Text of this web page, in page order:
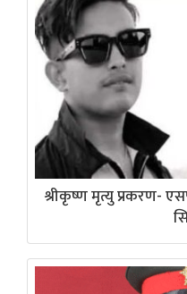
श्रीकृष्ण मृत्यु प्रकरण-